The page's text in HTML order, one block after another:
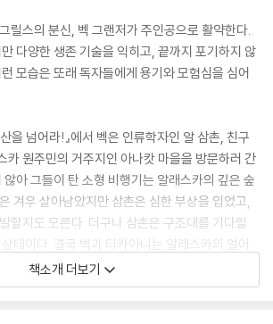
릴스의 분신, 벡 그랜저가 주인공으로 활약한다.
다양한 생존 기술을 익히고, 끝까지 포기하지 않
모습은 또래 독자들에게 용기와 모험심을 심어
을 넘어라!』에서 벡은 인류학자인 알 삼촌, 친구
카 원주민의 거주지인 아나캇 마을을 방문하러 간
아 그들이 탄 소형 비행기는 알래스카의 깊은 숲
겨우 살아남았지만 삼촌은 심한 부상을 입었고,
할지도 모른다. 더구나 삼촌은 구조대를 기다릴
태이다. 결국 벡과 티카아니는 알래스카의 얼어
청을 하러 가는데……. 그들은 풀 한 포기 살아남지
서 온갖 위험을 뚫고 무사히 살아나갈 수 있을까?
책소개 더보기